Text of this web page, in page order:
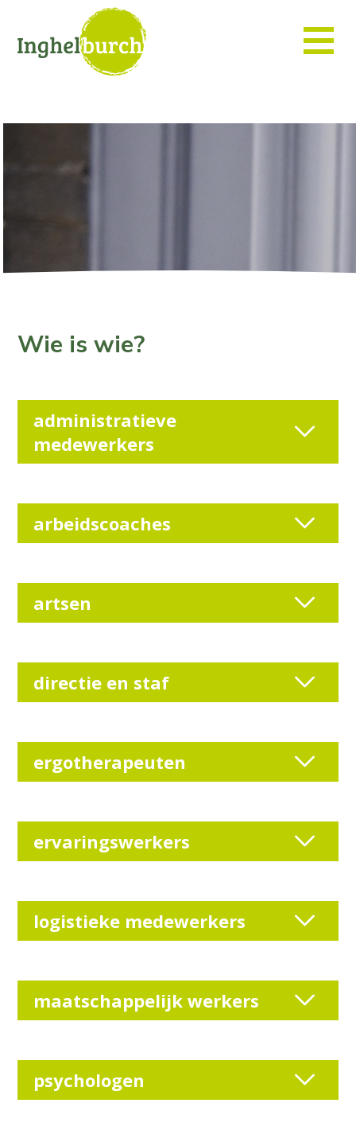
Wie is wie?
administratieve
medewerkers
arbeidscoaches
artsen
directie en staf
ergotherapeuten
ervaringswerkers
logistieke medewerkers
maatschappelijk werkers
psychologen